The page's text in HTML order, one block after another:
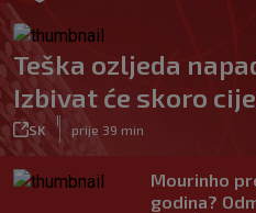
Teška ozljeda
Izbivat će skoro
SK prije 39 min
Mourinho
godina?